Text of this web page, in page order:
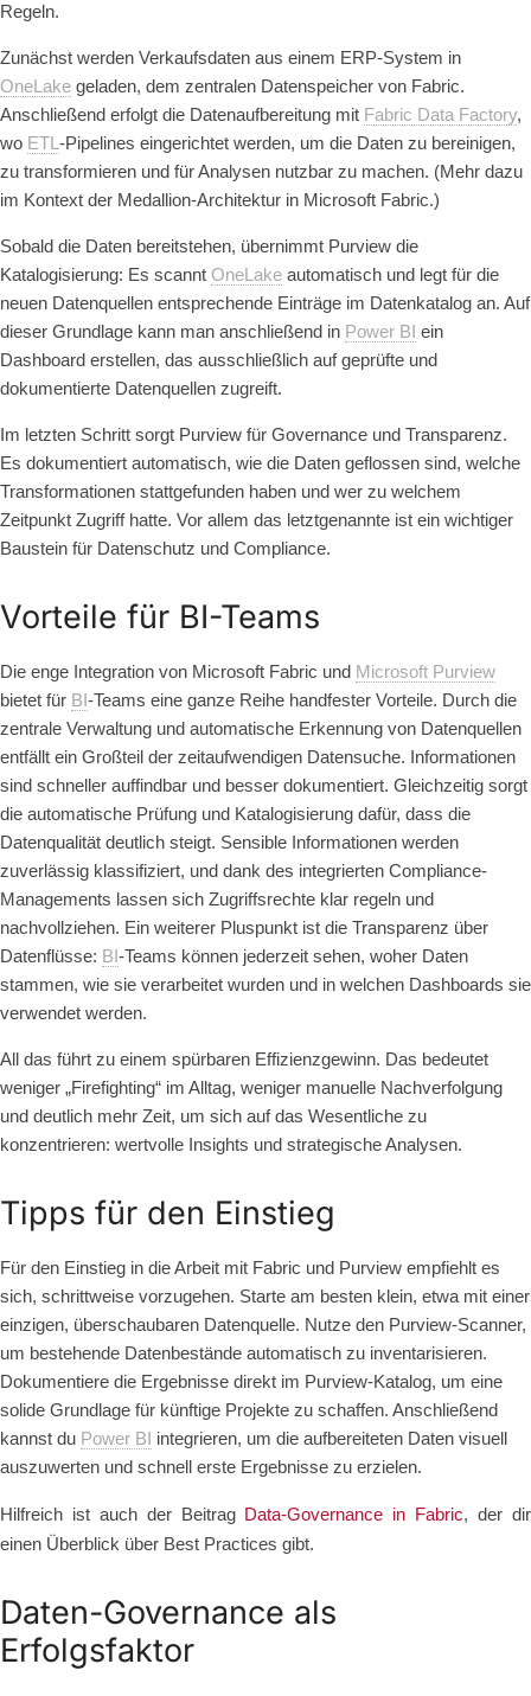
Regeln.
Zunächst werden Verkaufsdaten aus einem ERP-System in
OneLake geladen, dem zentralen Datenspeicher von Fabric.
Anschließend erfolgt die Datenaufbereitung mit Fabric Data Factory,
wo ETL-Pipelines eingerichtet werden, um die Daten zu bereinigen,
zu transformieren und für Analysen nutzbar zu machen. (Mehr dazu
im Kontext der Medallion-Architektur in Microsoft Fabric.)
Sobald die Daten bereitstehen, übernimmt Purview die
Katalogisierung: Es scannt OneLake automatisch und legt für die
neuen Datenquellen entsprechende Einträge im Datenkatalog an. Auf
dieser Grundlage kann man anschließend in Power BI ein
Dashboard erstellen, das ausschließlich auf geprüfte und
dokumentierte Datenquellen zugreift.
Im letzten Schritt sorgt Purview für Governance und Transparenz.
Es dokumentiert automatisch, wie die Daten geflossen sind, welche
Transformationen stattgefunden haben und wer zu welchem
Zeitpunkt Zugriff hatte. Vor allem das letztgenannte ist ein wichtiger
Baustein für Datenschutz und Compliance.
Vorteile für BI-Teams
Die enge Integration von Microsoft Fabric und Microsoft Purview
bietet für BI-Teams eine ganze Reihe handfester Vorteile. Durch die
zentrale Verwaltung und automatische Erkennung von Datenquellen
entfällt ein Großteil der zeitaufwendigen Datensuche. Informationen
sind schneller auffindbar und besser dokumentiert. Gleichzeitig sorgt
die automatische Prüfung und Katalogisierung dafür, dass die
Datenqualität deutlich steigt. Sensible Informationen werden
zuverlässig klassifiziert, und dank des integrierten Compliance-
Managements lassen sich Zugriffsrechte klar regeln und
nachvollziehen. Ein weiterer Pluspunkt ist die Transparenz über
Datenflüsse: BI-Teams können jederzeit sehen, woher Daten
stammen, wie sie verarbeitet wurden und in welchen Dashboards sie
verwendet werden.
All das führt zu einem spürbaren Effizienzgewinn. Das bedeutet
weniger „Firefighting“ im Alltag, weniger manuelle Nachverfolgung
und deutlich mehr Zeit, um sich auf das Wesentliche zu
konzentrieren: wertvolle Insights und strategische Analysen.
Tipps für den Einstieg
Für den Einstieg in die Arbeit mit Fabric und Purview empfiehlt es
sich, schrittweise vorzugehen. Starte am besten klein, etwa mit einer
einzigen, überschaubaren Datenquelle. Nutze den Purview-Scanner,
um bestehende Datenbestände automatisch zu inventarisieren.
Dokumentiere die Ergebnisse direkt im Purview-Katalog, um eine
solide Grundlage für künftige Projekte zu schaffen. Anschließend
kannst du Power BI integrieren, um die aufbereiteten Daten visuell
auszuwerten und schnell erste Ergebnisse zu erzielen.
Hilfreich ist auch der Beitrag Data-Governance in Fabric, der dir
einen Überblick über Best Practices gibt.
Daten-Governance als
Erfolgsfaktor